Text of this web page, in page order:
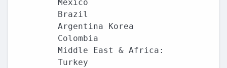
Mexico
Brazil
Argentina Korea
Colombia
Middle East & Africa:
Turkey